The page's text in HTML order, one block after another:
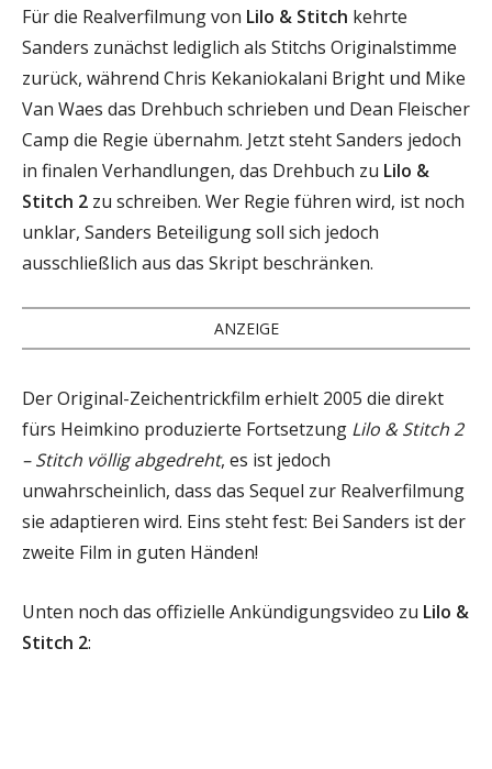
Für die Realverfilmung von Lilo & Stitch kehrte
Sanders zunächst lediglich als Stitchs Originalstimme
zurück, während Chris Kekaniokalani Bright und Mike
Van Waes das Drehbuch schrieben und Dean Fleischer
Camp die Regie übernahm. Jetzt steht Sanders jedoch
in finalen Verhandlungen, das Drehbuch zu Lilo &
Stitch 2 zu schreiben. Wer Regie führen wird, ist noch
unklar, Sanders Beteiligung soll sich jedoch
ausschließlich aus das Skript beschränken.
ANZEIGE
Der Original-Zeichentrickfilm erhielt 2005 die direkt
fürs Heimkino produzierte Fortsetzung Lilo & Stitch 2
– Stitch völlig abgedreht, es ist jedoch
unwahrscheinlich, dass das Sequel zur Realverfilmung
sie adaptieren wird. Eins steht fest: Bei Sanders ist der
zweite Film in guten Händen!
Unten noch das offizielle Ankündigungsvideo zu Lilo &
Stitch 2: